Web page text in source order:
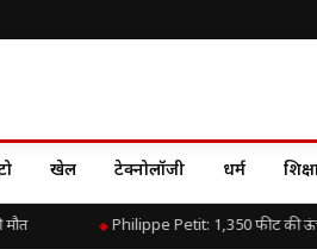
खेल टेक्नोलॉजी धर्म
Philippe Petit: 1,350 फीट की